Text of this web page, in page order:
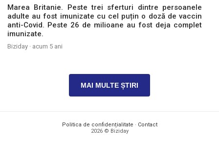
Marea Britanie. Peste trei sferturi dintre persoanele
adulte au fost imunizate cu cel puțin o doză de vaccin
anti-Covid. Peste 26 de milioane au fost deja complet
imunizate.
Biziday · acum 5 ani
MAI MULTE ȘTIRI
Politica de confidențialitate · Contact
2026 © Biziday